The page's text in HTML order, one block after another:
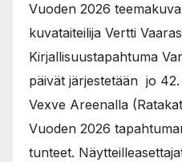
Vuoden 2026
kuvataiteilija Vertti
Kirjallisuustapahtuma
päivät järjestetään jo
Vexve Areenalla
Vuoden 2026
tunteet.